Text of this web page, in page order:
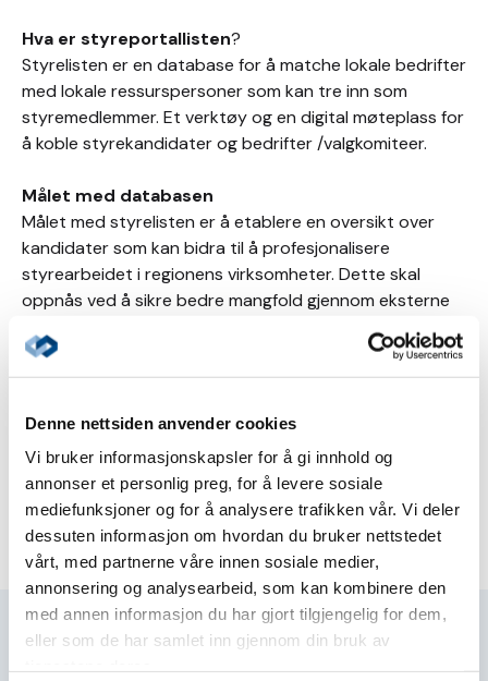
Denne nettsiden anvender cookies
Vi bruker informasjonskapsler for å gi innhold og
annonser et personlig preg, for å levere sosiale
mediefunksjoner og for å analysere trafikken vår. Vi deler
dessuten informasjon om hvordan du bruker nettstedet
vårt, med partnerne våre innen sosiale medier,
annonsering og analysearbeid, som kan kombinere den
med annen informasjon du har gjort tilgjengelig for dem,
eller som de har samlet inn gjennom din bruk av
Hva er styreportallisten?
Styrelisten er en database for å matche lokale bedrifter
med lokale ressurspersoner som kan tre inn som
styremedlemmer. Et verktøy og en digital møteplass for
å koble styrekandidater og bedrifter /valgkomiteer.
Målet med databasen
Målet med styrelisten er å etablere en oversikt over
kandidater som kan bidra til å profesjonalisere
styrearbeidet i regionens virksomheter. Dette skal
oppnås ved å sikre bedre mangfold gjennom eksterne
styremedlemmer, økt kvinneandel, rekruttering av yngre
kandidater, samt personer med internasjonal erfaring i
styrene.
Del på sosiale medier
Les flere nyheter